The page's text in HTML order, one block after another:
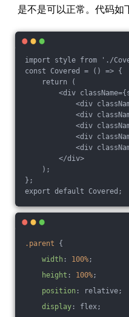
是不是可以正常。代码如
import style from './
const Covered = () => {
    return (
<div
<div
<div
<div
<div
<div
        </div>
    );
};
.parent {
width : 100% ;
height : 100% ;
position : relative;
display : flex;